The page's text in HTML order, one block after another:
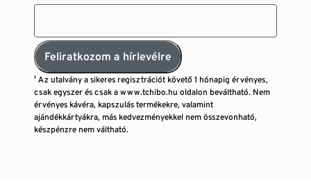
Feliratkozom a hírlevélre
¹ Az utalvány a sikeres regisztrációt követő 1 hónapig érvényes,
csak egyszer és csak a www.tchibo.hu oldalon beváltható. Nem
érvényes kávéra, kapszulás termékekre, valamint
ajándékkártyákra, más kedvezményekkel nem összevonható,
készpénzre nem váltható.